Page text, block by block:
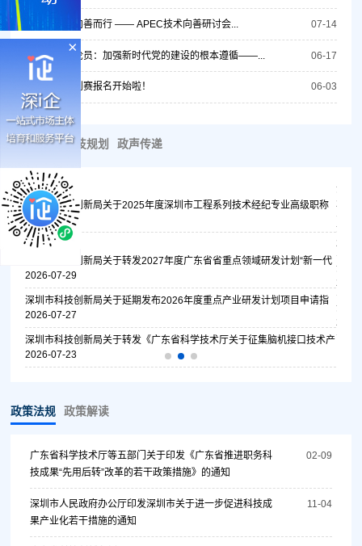
×
共识驱动，向善而行 —— APEC技术向善研讨会... 07-14
人民日报评论员：加强新时代党的建设的根本遵循——... 06-17
第十八届深创赛报名开始啦！ 06-03
通知公告 科技规划 政声传递
员会 深圳市科技创新局关于2025年度深圳市工程系列技术经纪专业高级职称
评审...
2026-08-07
深圳市科技创新局关于转发2027年度广东省省重点领域研发计划“新一代
通...
2026-07-29
深圳市科技创新局关于延期发布2026年度重点产业研发计划项目申请指
南的...
2026-07-27
深圳市科技创新局关于转发《广东省科学技术厅关于征集脑机接口技术产
业应用...
2026-07-23
深圳
的通
深圳
单的
深圳
项目
深圳
通知
政策法规 政策解读
广东省科学技术厅等五部门关于印发《广东省推进职务科
技成果“先用后转”改革的若干政策措施》的通知
02-09
深圳市人民政府办公厅印发深圳市关于进一步促进科技成
果产业化若干措施的通知
11-04